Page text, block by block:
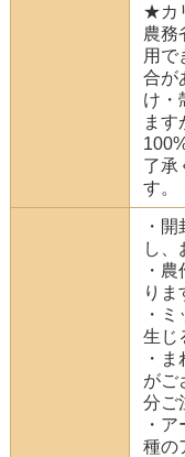
★カ
農務
用で
合が
け・
ます
了承
す。
・
し、
・
りま
・
生じ
・
がご
分ご
・
種の